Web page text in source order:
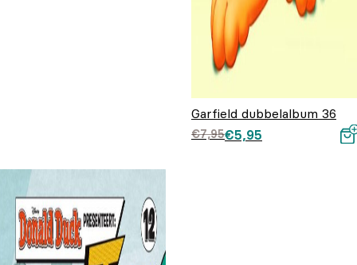
Garfield dubbelalbum 36
€7,95
Oorspronkelijke prijs
€5,95
Huidige prijs is: